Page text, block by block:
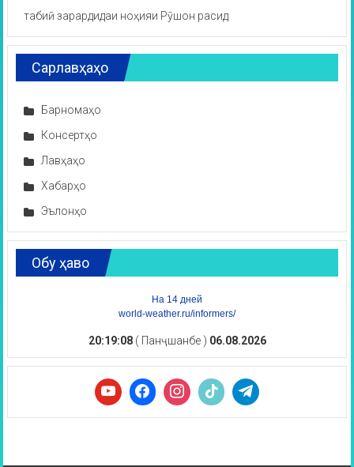
табиӣ зарардидаи ноҳияи Рӯшон расид
Сарлавҳаҳо
Барномаҳо
Консертҳо
Лавҳаҳо
Хабарҳо
Эълонҳо
Обу ҳаво
На 14 дней
world-weather.ru/informers/
20:19:09( Панҷшанбе ) 06.08.2026